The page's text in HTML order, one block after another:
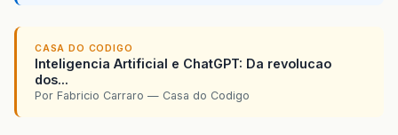
CASA DO CODIGO
Inteligencia Artificial e ChatGPT: Da revolucao
dos...
Por Fabricio Carraro — Casa do Codigo